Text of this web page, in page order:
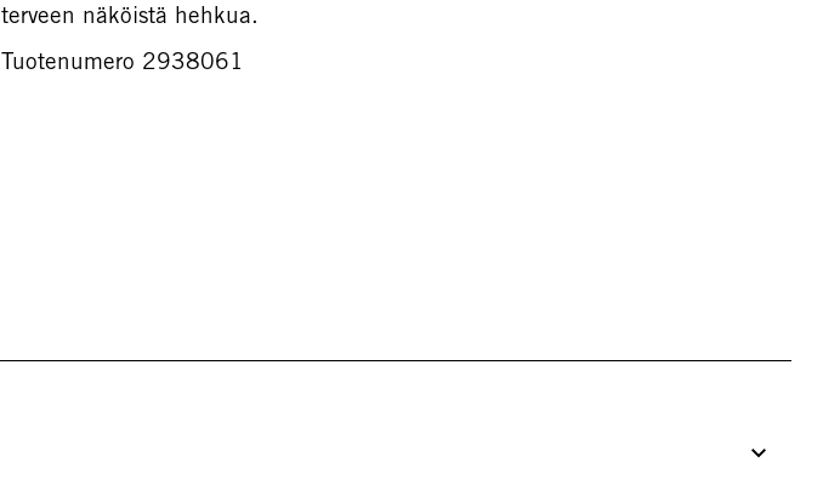
terveen näköistä hehkua.
Tuotenumero 2938061